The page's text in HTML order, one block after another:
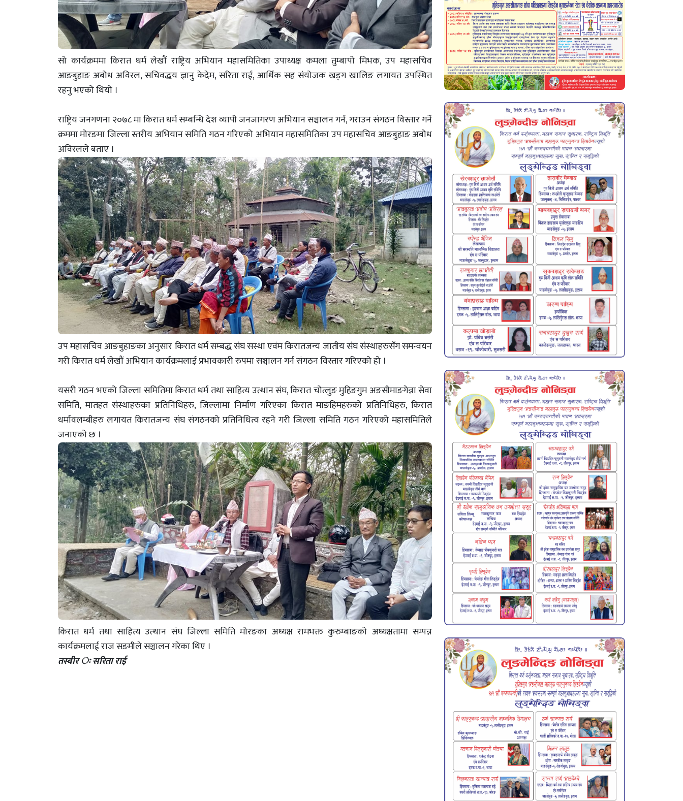
सो कार्यक्रममा किरात धर्म लेखौं राष्ट्रिय अभियान महासमितिका उपाध्यक्ष कमला तुम्बापो मिभक, उप महासचिव
आङबुहाङ अबोध अविरल, सचिवद्धय ज्ञानु केदेम, सरिता राई, आर्थिक सह संयोजक खड्ग खालिङ लगायत उपस्थित
रहनु भएको थियो ।
राष्ट्रिय जनगणना २०७८ मा किरात धर्म सम्बन्धि देश व्यापी जनजागरण अभियान सञ्चालन गर्न, गराउन संगठन विस्तार गर्ने
क्रममा मोरङमा जिल्ला स्तरीय अभियान समिति गठन गरिएको अभियान महासमितिका उप महासचिव आङबुहाङ अबोध
अविरलले बताए ।
उप महासचिव आङबुहाङका अनुसार किरात धर्म सम्बद्ध संघ सस्था एवंम किरातजन्य जातीय संघ संस्थाहरुसँग समन्वयन
गरी किरात धर्म लेखौं अभियान कार्यक्रमलाई प्रभावकारी रुपमा सञ्चालन गर्न संगठन विस्तार गरिएको हो ।
यसरी गठन भएको जिल्ला समितिमा किरात धर्म तथा साहित्य उत्थान संघ, किरात चोत्लुङ मुहिङगुम अङसीमाङगेन्ना सेवा
समिति, मातहत संस्थाहरुका प्रतिनिधिहरु, जिल्लामा निर्माण गरिएका किरात माङहिमहरुको प्रतिनिधिहरु, किरात
धर्मावलम्बीहरु लगायत किरातजन्य संघ संगठनको प्रतिनिधित्व रहने गरी जिल्ला समिति गठन गरिएको महासमितिले
जनाएको छ ।
किरात धर्म तथा साहित्य उत्थान संघ जिल्ला समिति मोरङका अध्यक्ष रामभक्त कुरुम्बाङको अध्यक्षतामा सम्पन्न
कार्यक्रमलाई राज सङमीले सञ्चालन गरेका थिए ।
तस्बीर ः सरिता राई